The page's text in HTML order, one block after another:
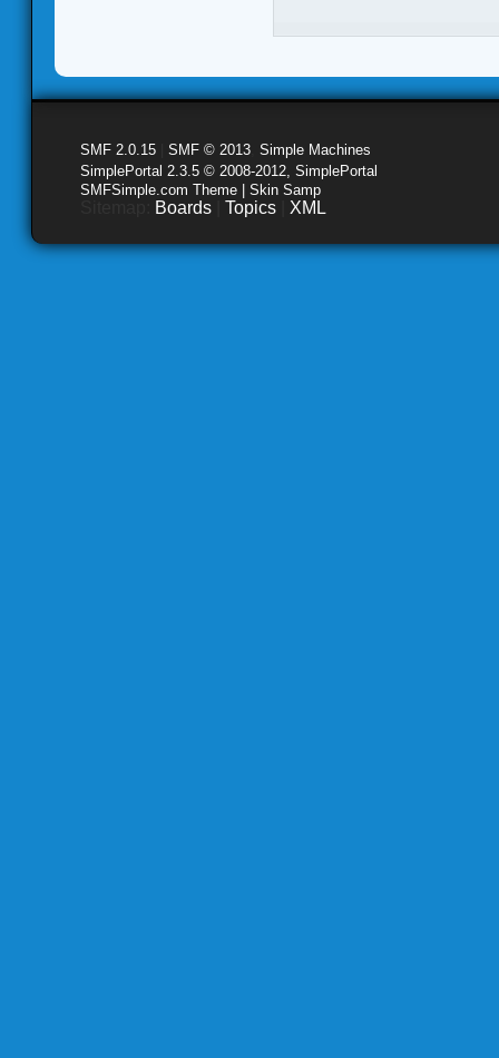
SMF 2.0.15 SMF © 2013 Simple Machines
SimplePortal 2.3.5 © 2008-2012, SimplePortal
SMFSimple.com Theme | Skin Samp
Boards Topics XML